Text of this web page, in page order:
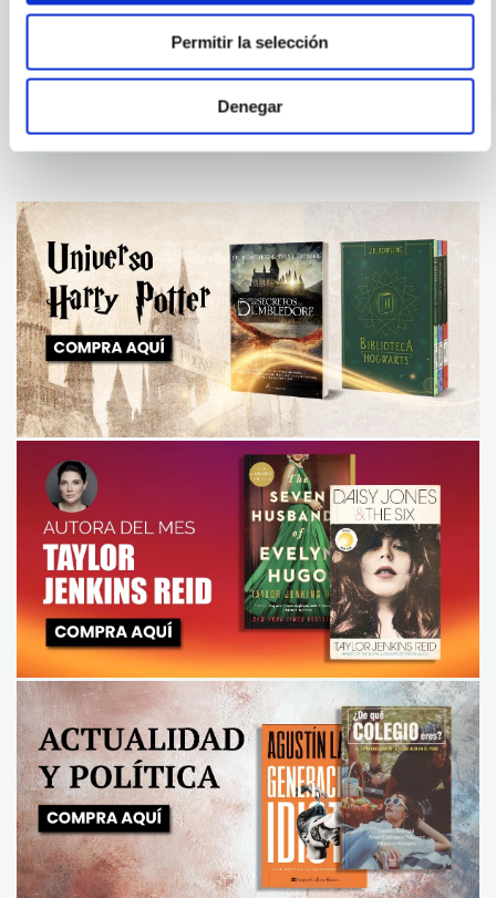
Permitir la selección
Denegar
MICHELLE OBAMA NEIL STRAUSS
THE TRUTH